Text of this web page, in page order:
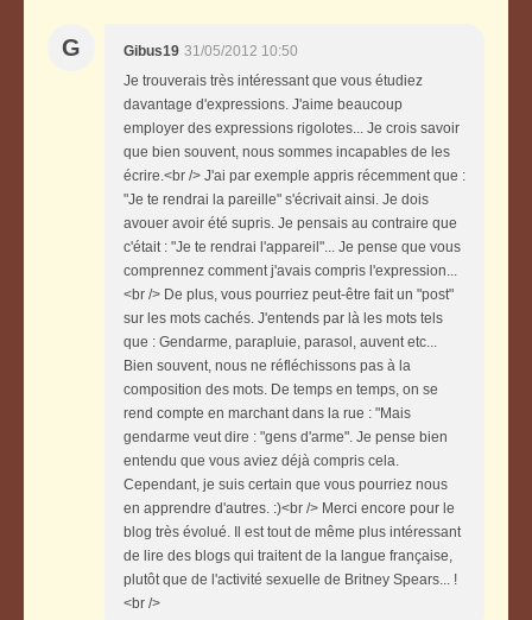
G Gibus19 31/05/2012 10:50
Je trouverais très intéressant que vous étudiez
davantage d'expressions. J'aime beaucoup
employer des expressions rigolotes... Je crois savoir
que bien souvent, nous sommes incapables de les
écrire.<br /> J'ai par exemple appris récemment que :
"Je te rendrai la pareille" s'écrivait ainsi. Je dois
avouer avoir été supris. Je pensais au contraire que
c'était : "Je te rendrai l'appareil"... Je pense que vous
comprennez comment j'avais compris l'expression...
<br /> De plus, vous pourriez peut-être fait un "post"
sur les mots cachés. J'entends par là les mots tels
que : Gendarme, parapluie, parasol, auvent etc...
Bien souvent, nous ne réfléchissons pas à la
composition des mots. De temps en temps, on se
rend compte en marchant dans la rue : "Mais
gendarme veut dire : "gens d'arme". Je pense bien
entendu que vous aviez déjà compris cela.
Cependant, je suis certain que vous pourriez nous
en apprendre d'autres. :)<br /> Merci encore pour le
blog très évolué. Il est tout de même plus intéressant
de lire des blogs qui traitent de la langue française,
plutôt que de l'activité sexuelle de Britney Spears... !
<br />